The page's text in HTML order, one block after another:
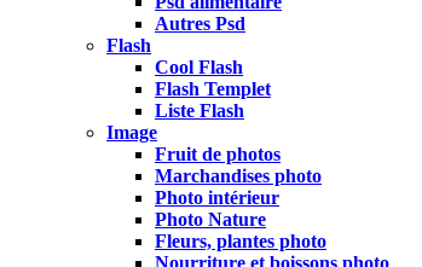
Autres Psd
Flash
Cool Flash
Flash Templet
Liste Flash
Image
Fruit de photos
Marchandises photo
Photo intérieur
Photo Nature
Fleurs, plantes photo
Nourriture et boissons photo